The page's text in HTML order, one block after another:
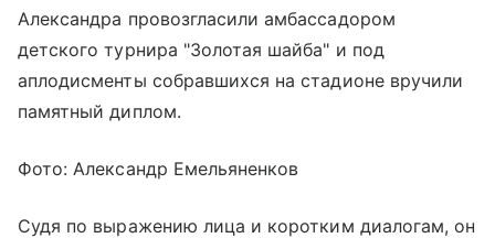
Александра провозгласили амбассадором
детского турнира "Золотая шайба" и под
аплодисменты собравшихся на стадионе вручили
памятный диплом.
Фото: Александр Емельяненков
Судя по выражению лица и коротким диалогам, он